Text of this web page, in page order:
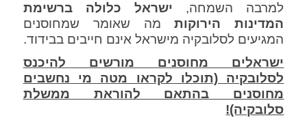
למרבה השמחה, ישראל כלולה ברשימת
המדינות הירוקותמה שאומר שמחוסנים
המגיעים לסלובקיה מישראל אינם חייבים בבידוד.
ישראלים מחוסנים מורשים להיכנס
לסלובקיה (תוכלו לקראו מטה מי נחשבים
מחוסנים בהתאם להוראת ממשלת
סלובקיה)!